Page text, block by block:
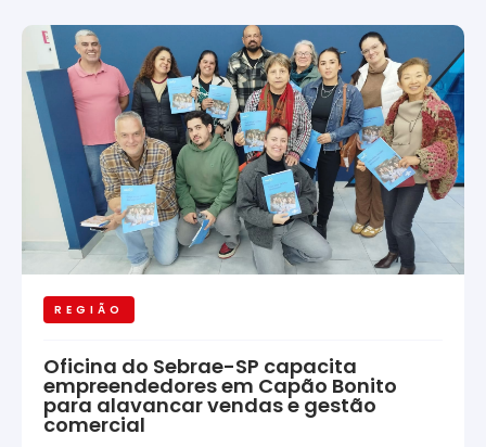
REGIÃO
Oficina do Sebrae-SP capacita
empreendedores em Capão Bonito
para alavancar vendas e gestão
comercial